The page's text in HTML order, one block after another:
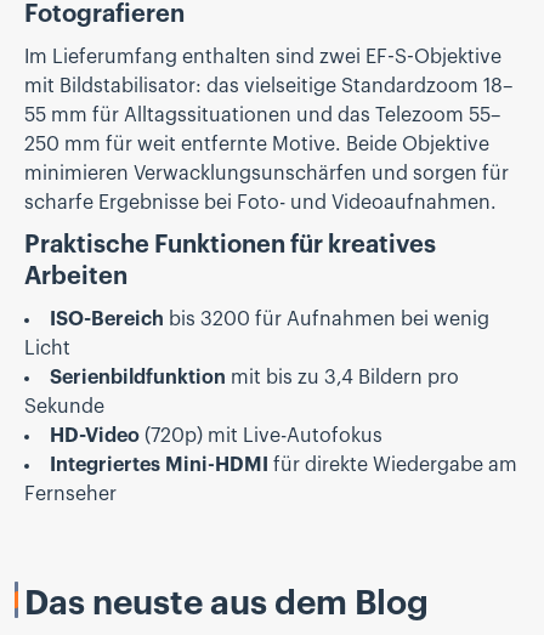
Fotografieren
Im Lieferumfang enthalten sind zwei EF-S-Objektive
mit Bildstabilisator: das vielseitige Standardzoom 18–
55 mm für Alltagssituationen und das Telezoom 55–
250 mm für weit entfernte Motive. Beide Objektive
minimieren Verwacklungsunschärfen und sorgen für
scharfe Ergebnisse bei Foto- und Videoaufnahmen.
Praktische Funktionen für kreatives
Arbeiten
ISO-Bereich bis 3200 für Aufnahmen bei wenig
Licht
Serienbildfunktion mit bis zu 3,4 Bildern pro
Sekunde
HD-Video (720p) mit Live-Autofokus
Integriertes Mini-HDMI
für direkte Wiedergabe am
Fernseher
Das neuste aus dem Blog